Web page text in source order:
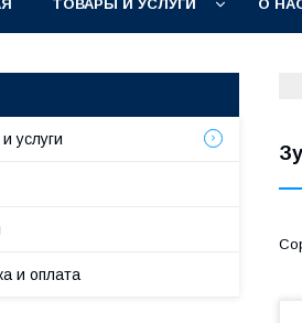
ТОВАРЫ И УСЛУГИ О
услуги
и оплата